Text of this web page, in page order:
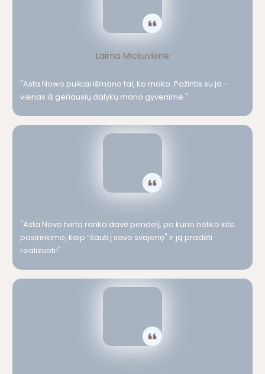
Laima Mickuvienė
"Asta Nowo puikiai išmano tai, ko moko. Pažintis su ja -
vienas iš geriausių dalykų mano gyvenime."
"Asta Novo tvirta ranka davė pendelį, po kurio neliko kito
pasirinkimo, kaip “šauti į savo svajonę" ir ją pradėti
realizuoti!"